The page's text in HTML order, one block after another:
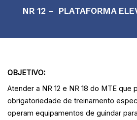
NR 12 – PLATAFORMA
OBJETIVO:
Atender a NR 12 e NR 18 do MTE que
obrigatoriedade de treinamento
operam equipamentos de guindar